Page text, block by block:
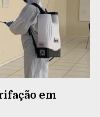
em